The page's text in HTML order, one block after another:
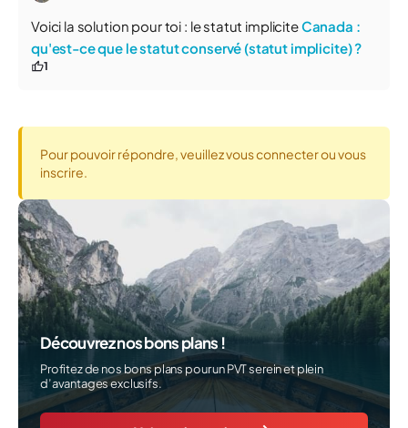
Voici la solution pour toi : le statut impliciteCanada :
qu'est-ce que le statut conservé (statut implicite) ?
1
Pour pouvoir répondre, veuillez vous connecter ou vous
inscrire.
Découvrez nos bons plans !
Profitez de nos bons plans pour un PVT serein et plein
d’avantages exclusifs.